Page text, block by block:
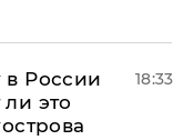
в России
это
18:33